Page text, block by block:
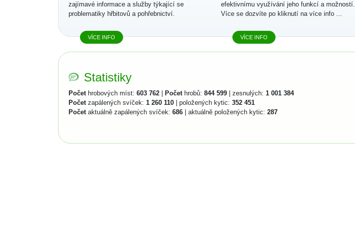
zajímavé informace a služby týkající se
problematiky hřbitovů a pohřebnictví.
VÍCE INFO
efektivnímu využívání jeho funkcí a možností.
Více se dozvíte po kliknutí na více info ...
VÍCE INFO
Statistiky
Počethrobových míst: 603 762 Počethrobů: 844 599 | zesnulých: 1 001 384
Početzapálených svíček: 1 260 110 | položených kytic: 352 451
Početaktuálně zapálených svíček: 686 | aktuálně položených kytic: 287